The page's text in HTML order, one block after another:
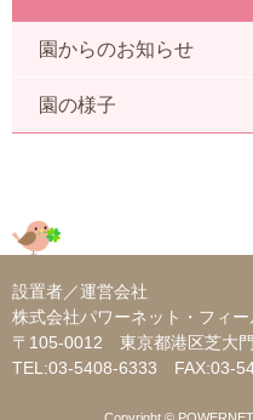
園からのお知らせ
園の様子
設置者／運営会社
株式会社パワーネット・フィー
〒105-0012 東京都港区芝大
TEL:03-5408-6333 FAX:03-